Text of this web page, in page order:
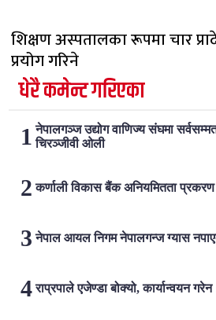
शिक्षण अस्पतालका रूपमा चार
प्रयोग गरिने
धेरै कमेन्ट गरिएका
नेपालगञ्ज उद्योग वाणिज्य संघमा
चिरञ्जीवी ओली
कर्णाली विकास बैंक अनियमितता प्रकरण
नेपाल आयल निगम नेपालगन्ज ग्यास
राप्रपाले एजेण्डा बोक्यो, कार्यान्वयन